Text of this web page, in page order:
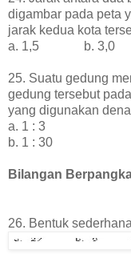
digambar pada peta
jarak kedua kota
a. 1,5 b.
25. Suatu gedung
gedung tersebut
yang digunakan
a. 1 : 3 c.
b. 1 : 30 d.
Bilangan
26. Bentuk